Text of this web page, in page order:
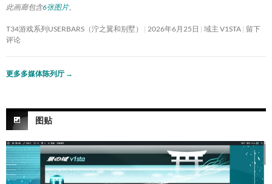
此画廊包含6张图片。
T34游戏系列USERBARS（泞之翼和别墅） 2026年6月25日 域主 V1STA 留下
评论
更多多媒体陈列厅 →
图贴